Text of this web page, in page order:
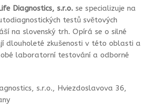
Diagnostics, s.r.o. se specializuje na
testů světových
na slovenský trh. Opírá se o silné
dlouholeté zkušenosti v této oblasti a
laboratorní testování a odborné
s.r.o., Hviezdoslavova 36,